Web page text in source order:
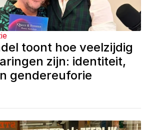
toont hoe veelzijdig
zijn: identiteit,
gendereuforie